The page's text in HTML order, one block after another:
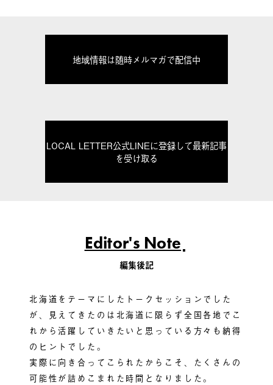
地域情報は随時メルマガで配信中
LOCAL LETTER公式LINEに登録して最新記事
を受け取る
Editor's Note
編集後記
北海道をテーマにしたトークセッションでした
が、見えてきたのは北海道に限らず全国各地でこ
れから活躍していきたいと思っている方々も納得
のヒントでした。
実際に向き合ってこられたからこそ、たくさんの
可能性が詰めこまれた時間となりました。